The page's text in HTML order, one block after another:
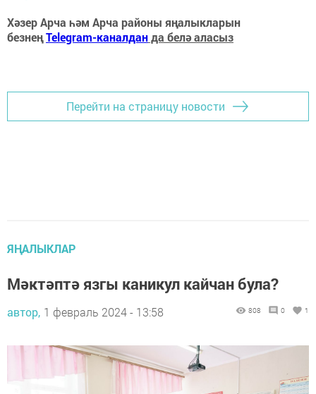
Хәзер Арча һәм Арча районы яңалыкларын
безнеңTelegram-каналданда белә аласыз
Перейти на страницу новости
ЯҢАЛЫКЛАР
Мәктәптә язгы каникул кайчан була?
автор, 1 февраль 2024 - 13:58 808 0 1